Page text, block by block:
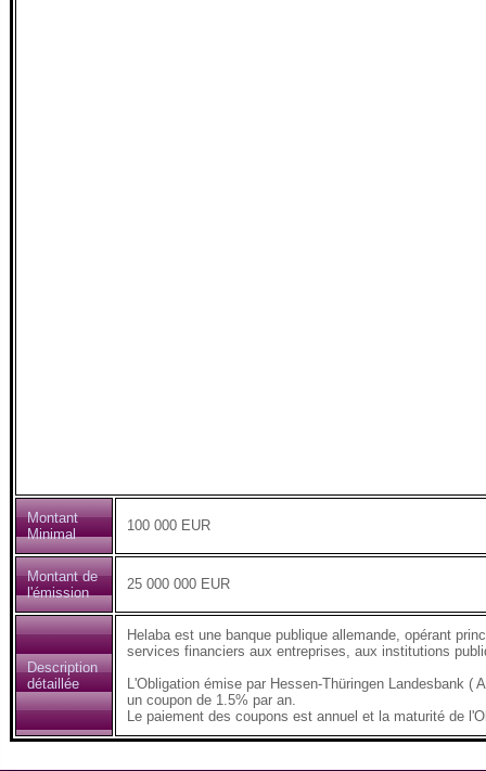
Montant
Minimal
100 000 EUR
Montant de
l'émission
25 000 000 EUR
Description
détaillée
Helaba est une banque publique allemande, opérant
services financiers aux entreprises, aux institutions
L'Obligation émise par Hessen-Thüringen Landesbank
un coupon de 1.5% par an.
Le paiement des coupons est annuel et la maturité de